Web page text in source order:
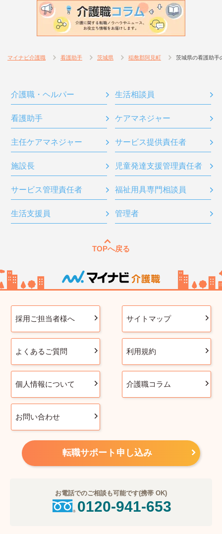
マイナビ介護職 看護助手 茨城県 稲敷郡阿見町 茨城県の看護助手
介護職・ヘルパー 生活相談員
看護助手 ケアマネジャー
主任ケアマネジャー サービス提供責任者
施設長 児童発達支援管理責任者
サービス管理責任者 福祉用具専門相談員
生活支援員 管理者
TOPへ戻る
採用ご担当者様へ サイトマップ
よくあるご質問 利用規約
個人情報について 介護職コラム
お問い合わせ
転職サポート申し込み
お電話でのご相談も可能です(携帯 OK)
0120-941-653